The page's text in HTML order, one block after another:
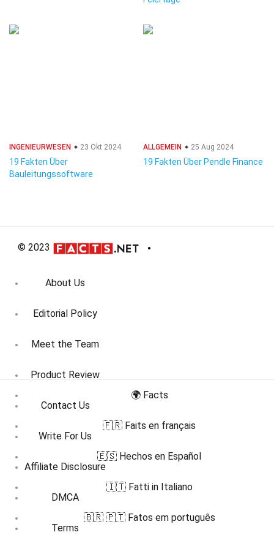
INGENIEURWESEN 23 Okt 2024
19 Fakten Über
Bauleitungssoftware
ALLGEMEIN 25 Aug 2024
19 Fakten Über Pendle Finance
© 2023
About Us
Editorial Policy
Meet the Team
Product Review
Contact Us
Write For Us
Affiliate Disclosure
DMCA
Terms
🌍 Facts
🇫🇷 Faits en français
🇪🇸 Hechos en Español
🇮🇹 Fatti in Italiano
🇧🇷 🇵🇹 Fatos em português